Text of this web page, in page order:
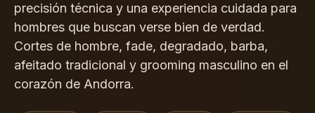
precisión técnica y una experiencia cuidada para
hombres que buscan verse bien de verdad.
Cortes de hombre, fade, degradado, barba,
afeitado tradicional y grooming masculino en el
corazón de Andorra.